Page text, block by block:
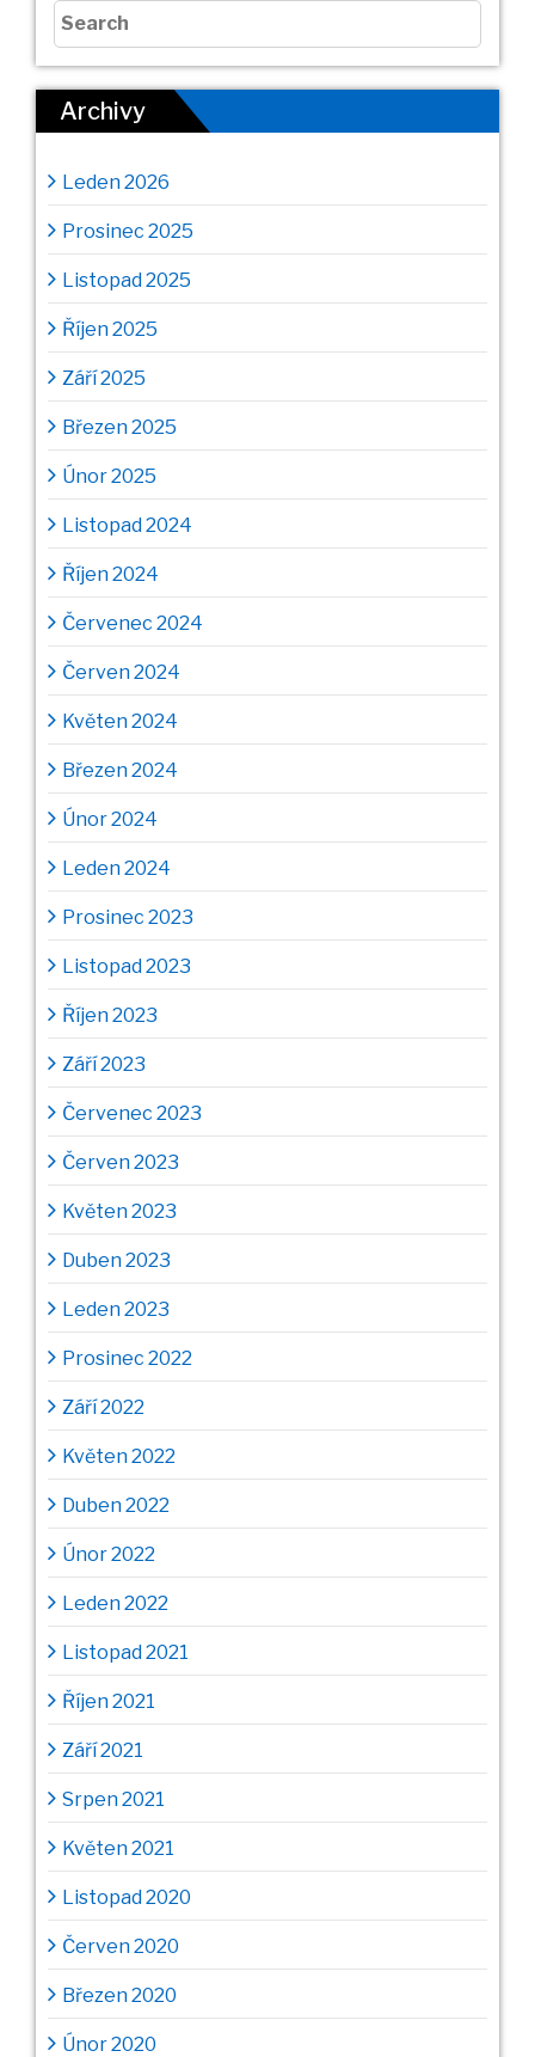
Archivy
Leden 2026
Prosinec 2025
Listopad 2025
Říjen 2025
Září 2025
Březen 2025
Únor 2025
Listopad 2024
Říjen 2024
Červenec 2024
Červen 2024
Květen 2024
Březen 2024
Únor 2024
Leden 2024
Prosinec 2023
Listopad 2023
Říjen 2023
Září 2023
Červenec 2023
Červen 2023
Květen 2023
Duben 2023
Leden 2023
Prosinec 2022
Září 2022
Květen 2022
Duben 2022
Únor 2022
Leden 2022
Listopad 2021
Říjen 2021
Září 2021
Srpen 2021
Květen 2021
Listopad 2020
Červen 2020
Březen 2020
Únor 2020